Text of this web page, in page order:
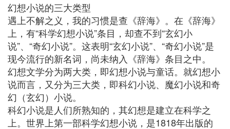
幻想小说的三大类型
遇上不解之义，我的习惯是查《辞海》。在《辞海》
上，有“科学幻想小说”条目，却查不到“玄幻小
说”、“奇幻小说”。这表明“玄幻小说”、“奇幻小说”是
现今流行的新名词，尚未纳入《辞海》条目之中。
幻想文学分为两大类，即幻想小说与童话。就幻想小
说而言，又分为三大类，即科幻小说、魔幻小说和奇
幻（玄幻）小说。
科幻小说是人们所熟知的，其幻想是建立在科学之
上。世界上第一部科学幻想小说，是1818年出版的